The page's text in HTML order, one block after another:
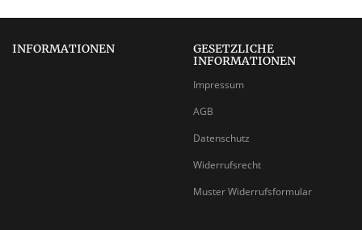
INFORMATIONEN
GESETZLICHE
INFORMATIONEN
Impressum
AGB
Datenschutz
Widerrufsrecht
Muster Widerrufsformular